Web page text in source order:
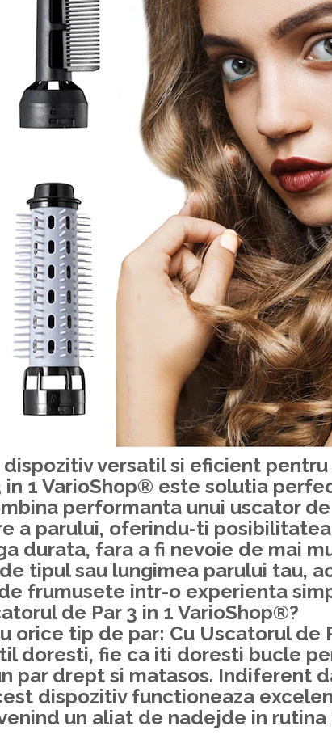
versatil si eficient
1 VarioShop® este solutia
performanta unui uscator
a parului, oferindu-ti
durata, fara a fi nevoie de mai
tipul sau lungimea parului tau,
frumusete intr-o experienta
de Par 3 in 1 VarioShop®?
orice tip de par: Cu Uscatorul de
doresti, fie ca iti doresti bucle
par drept si matasos. Indiferent
dispozitiv functioneaza
un aliat de nadejde in